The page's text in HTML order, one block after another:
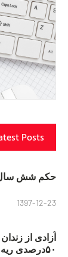
Posts
حکم شش سال
1397-12-23
آزادی از
۵۰درصدی ریه مصطفی دانشجو